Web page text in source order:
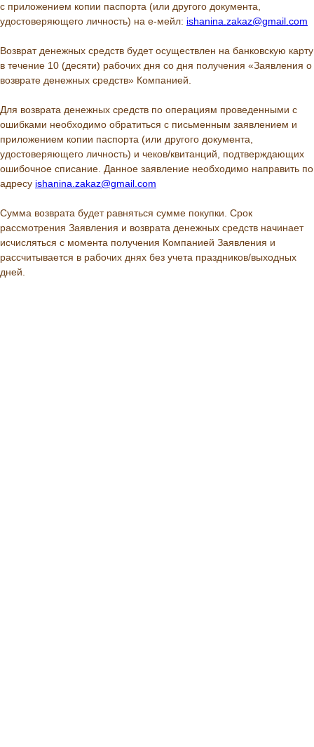
с приложением копии паспорта (или другого документа,
удостоверяющего личность) на е-мейл: ishanina.zakaz@gmail.com
Возврат денежных средств будет осуществлен на банковскую карту
в течение 10 (десяти) рабочих дня со дня получения «Заявления о
возврате денежных средств» Компанией.
Для возврата денежных средств по операциям проведенными с
ошибками необходимо обратиться с письменным заявлением и
приложением копии паспорта (или другого документа,
удостоверяющего личность) и чеков/квитанций, подтверждающих
ошибочное списание. Данное заявление необходимо направить по
адресу ishanina.zakaz@gmail.com
Сумма возврата будет равняться сумме покупки. Срок
рассмотрения Заявления и возврата денежных средств начинает
исчисляться с момента получения Компанией Заявления и
рассчитывается в рабочих днях без учета праздников/выходных
дней.